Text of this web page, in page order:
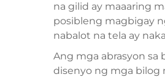
na gilid ay maaaring
posibleng magbigay
nabalot na tela ay
Ang mga abrasyon sa
disenyo ng mga bilog